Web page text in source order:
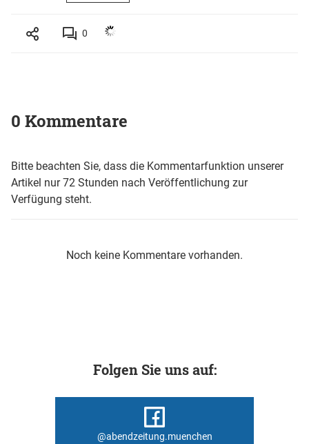
0
0 Kommentare
Bitte beachten Sie, dass die Kommentarfunktion unserer
Artikel nur 72 Stunden nach Veröffentlichung zur
Verfügung steht.
Noch keine Kommentare vorhanden.
Folgen Sie uns auf:
@abendzeitung.muenchen